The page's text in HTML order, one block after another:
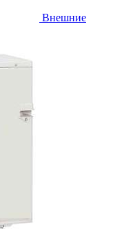
Внешние